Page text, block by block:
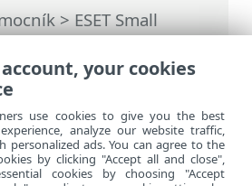
>ESET Small
>Práca s programom
Security> Kontrola
kontroly zariadenia
your cookies
use cookies to give you the best
analyze our website traffic,
personalized ads. You can agree to the
by clicking "Accept all and close",
cookies by choosing "Accept